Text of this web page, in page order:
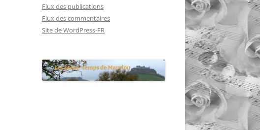
Flux des publications
Flux des commentaires
Site de WordPress-FR